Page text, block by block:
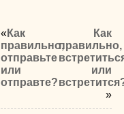
«Как
правильно,
отправьте
или
отправте?
Как
правильно,
или
»